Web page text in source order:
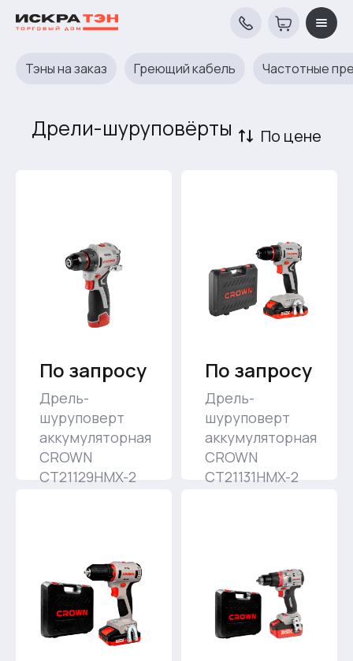
Тэны на заказ Греющий кабель Частотные
Дрели-шуруповёрты По цене
По запросу
Дрель-
шуруповерт
аккумуляторная
CROWN
CT21129HMX-2
По запросу
Дрель-
шуруповерт
аккумуляторная
CROWN
CT21131HMX-2